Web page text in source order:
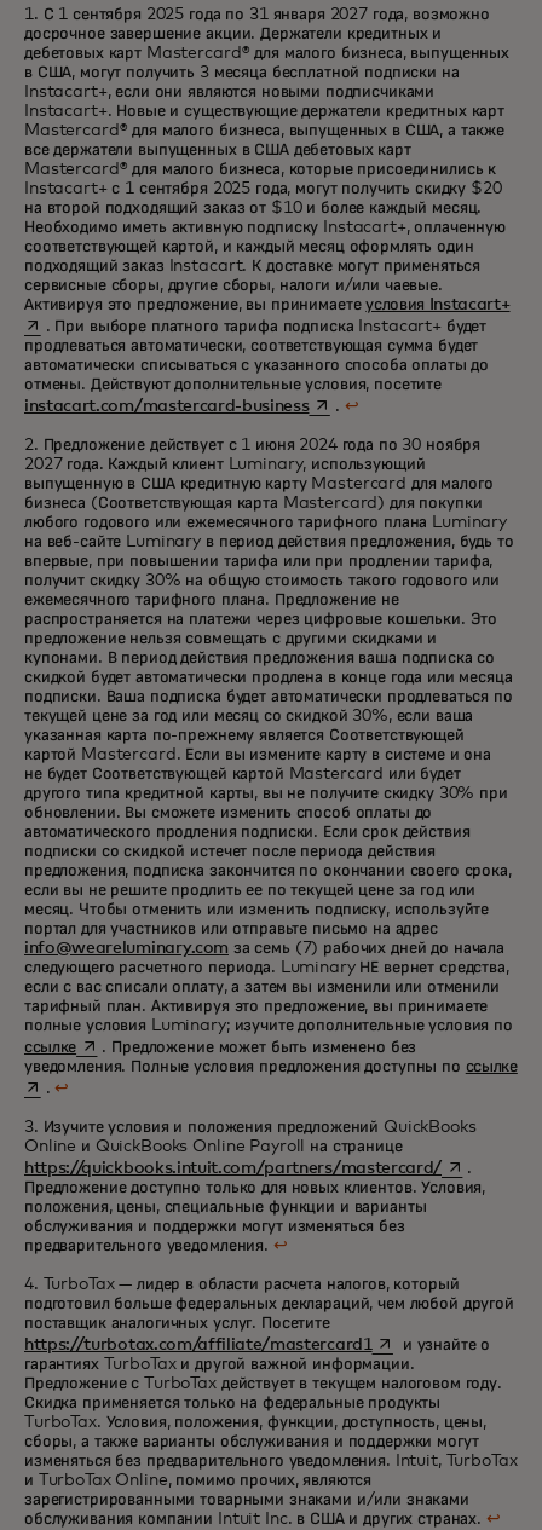
1. С 1 сентября 2025 года по 31 января 2027 года, возможно
досрочное завершение акции. Держатели кредитных и
дебетовых карт Mastercard® для малого бизнеса, выпущенных
в США, могут получить 3 месяца бесплатной подписки на
Instacart+, если они являются новыми подписчиками
Instacart+. Новые и существующие держатели кредитных карт
Mastercard® для малого бизнеса, выпущенных в США, а также
все держатели выпущенных в США дебетовых карт
Mastercard® для малого бизнеса, которые присоединились к
Instacart+ с 1 сентября 2025 года, могут получить скидку $20
на второй подходящий заказ от $10 и более каждый месяц.
Необходимо иметь активную подписку Instacart+, оплаченную
соответствующей картой, и каждый месяц оформлять один
подходящий заказ Instacart. К доставке могут применяться
сервисные сборы, другие сборы, налоги и/или чаевые.
Активируя это предложение, вы принимаетеусловия Instacart+
. При выборе платного тарифа подписка Instacart+ будет
продлеваться автоматически, соответствующая сумма будет
автоматически списываться с указанного способа оплаты до
отмены. Действуют дополнительные условия, посетите
instacart.com/mastercard-businessopens in a new tab
. ↩
2. Предложение действует с 1 июня 2024 года по 30 ноября
2027 года. Каждый клиент Luminary, использующий
выпущенную в США кредитную карту Mastercard для малого
бизнеса (Соответствующая карта Mastercard) для покупки
любого годового или ежемесячного тарифного плана Luminary
на веб-сайте Luminary в период действия предложения, будь то
впервые, при повышении тарифа или при продлении тарифа,
получит скидку 30% на общую стоимость такого годового или
ежемесячного тарифного плана. Предложение не
распространяется на платежи через цифровые кошельки. Это
предложение нельзя совмещать с другими скидками и
купонами. В период действия предложения ваша подписка со
скидкой будет автоматически продлена в конце года или месяца
подписки. Ваша подписка будет автоматически продлеваться по
текущей цене за год или месяц со скидкой 30%, если ваша
указанная карта по-прежнему является Соответствующей
картой Mastercard. Если вы измените карту в системе и она
не будет Соответствующей картой Mastercard или будет
другого типа кредитной карты, вы не получите скидку 30% при
обновлении. Вы сможете изменить способ оплаты до
автоматического продления подписки. Если срок действия
подписки со скидкой истечет после периода действия
предложения, подписка закончится по окончании своего срока,
если вы не решите продлить ее потекущей цене за год или
месяц. Чтобы отменить или изменить подписку, используйте
портал для участников или отправьте письмо на адрес
info@weareluminary.com за семь (7) рабочих дней до начала
следующего расчетного периода. Luminary НЕ вернет средства,
если с вас списали оплату, а затем вы изменили или отменили
тарифный план. Активируя это предложение, вы принимаете
полные условия Luminary; изучите дополнительные условия по
ссылкеopens in a new tab
. Предложение может быть изменено без
уведомления. Полные условия предложения доступны по ссылке
.↩
3. Изучите условия и положения предложений QuickBooks
Online и QuickBooks Online Payroll на странице
https://quickbooks.intuit.com/partners/mastercard/opens in a
.
Предложение доступно только для новых клиентов. Условия,
положения, цены, специальные функции и варианты
обслуживания и поддержки могут изменяться без
предварительного уведомления. ↩
4. TurboTax — лидер в области расчета налогов, который
подготовил больше федеральных деклараций, чем любой другой
поставщик аналогичных услуг. Посетите
https://turbotax.com/affiliate/mastercard1 opens in a new tab
и узнайте о
гарантиях TurboTax и другой важной информации.
Предложение с TurboTax действует в текущем налоговом году.
Скидка применяется только на федеральные продукты
TurboTax. Условия, положения, функции, доступность, цены,
сборы, а также варианты обслуживания и поддержки могут
изменяться без предварительного уведомления. Intuit, TurboTax
и TurboTax Online, помимо прочих, являются
зарегистрированными товарными знаками и/или знаками
обслуживания компании Intuit Inc. в США и других странах. ↩